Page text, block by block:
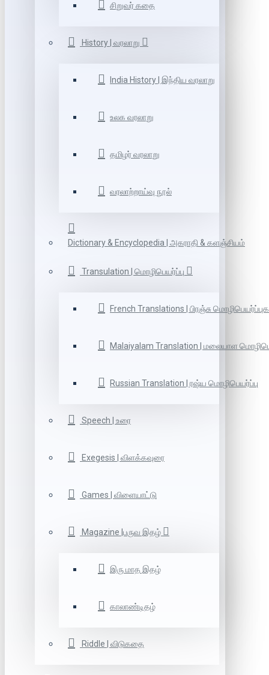
சிறுவர் கதை
History | வரலாறு
India History | இந்திய வரலாறு
உலக வரலாறு
தமிழர் வரலாறு
வரலாற்றாய்வு நூல்
Dictionary & Encyclopedia | அகராதி & களஞ்சியம்
Transulation | மொழிபெயர்ப்பு
French Translations | பிரஞ்சு
Malaiyalam Translation | மலையாள
Russian Translation | ரஷ்ய மொழிபெயர்ப்பு
Speech | உரை
Exegesis | விளக்கவுரை
Games | விளையாட்டு
Magazine |பருவ இதழ்
இரு மாத இதழ்
காலாண்டிதழ்
Riddle | விடுகதை